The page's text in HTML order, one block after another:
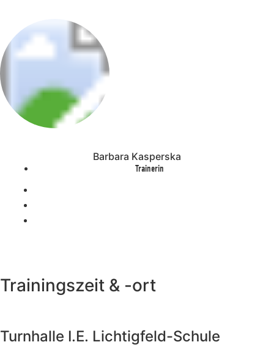
Barbara Kasperska
Trainerin
Trainingszeit & -ort
Turnhalle I.E. Lichtigfeld-Schule